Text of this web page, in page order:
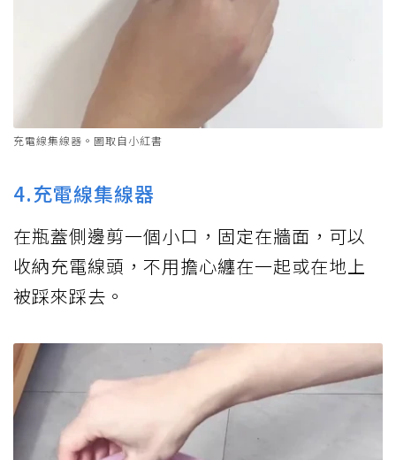
充電線集線器。圖取自小紅書
4.充電線集線器
在瓶蓋側邊剪一個小口，固定在牆面，可以
收納充電線頭，不用擔心纏在一起或在地上
被踩來踩去。